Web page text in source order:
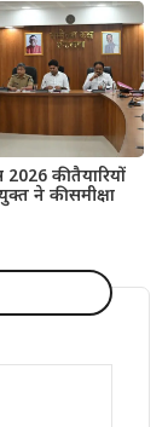
2026 की तैयारियों
ने की समीक्षा